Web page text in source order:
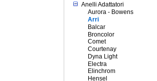
Anelli Adattatori
Aurora - Bowens
Arri
Balcar
Broncolor
Comet
Courtenay
Dyna Light
Electra
Elinchrom
Hensel